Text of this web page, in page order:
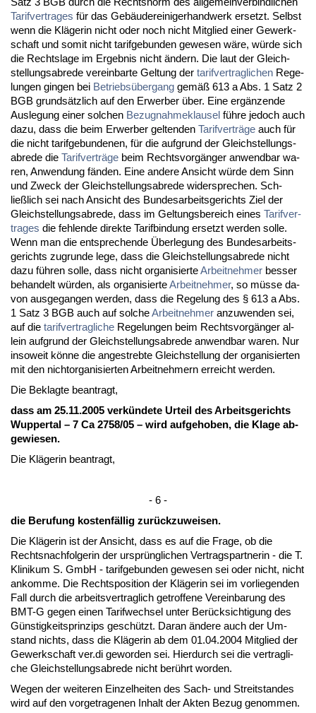
Ta­rif­ver­tra­ges für das Gebäuderei­ni­ger­hand­werk er­setzt. Selbst
wenn die Kläge­rin nicht oder noch nicht Mit­glied ei­ner Ge­werk­
schaft und so­mit nicht ta­rif­ge­bun­den ge­we­sen wäre, würde sich
die Rechts­la­ge im Er­geb­nis nicht ändern. Die laut der Gleich­
stel­lungs­ab­re­de ver­ein­bar­te Gel­tung der ta­rif­ver­trag­li­chen Re­ge­
lun­gen gin­gen bei Be­triebsüber­gang gemäß 613 a Abs. 1 Satz 2
BGB grundsätz­lich auf den Er­wer­ber über. Ei­ne ergänzen­de
Aus­le­gung ei­ner sol­chen Be­zug­nah­me­klau­sel führe je­doch auch
da­zu, dass die beim Er­wer­ber gel­ten­den Ta­rif­verträge auch für
die nicht ta­rif­ge­bun­de­nen, für die auf­grund der Gleich­stel­lungs­
ab­re­de die Ta­rif­verträge beim Rechts­vorgänger an­wend­bar wa­
ren, An­wen­dung fänden. Ei­ne an­de­re An­sicht würde dem Sinn
und Zweck der Gleich­stel­lungs­ab­re­de wi­der­spre­chen. Sch­
ließlich sei nach An­sicht des Bun­des­ar­beits­ge­richts Ziel der
Gleich­stel­lungs­ab­re­de, dass im Gel­tungs­be­reich ei­nes Ta­rif­ver­
tra­ges die feh­len­de di­rek­te Ta­rif­bin­dung er­setzt wer­den sol­le.
Wenn man die ent­spre­chen­de Über­le­gung des Bun­des­ar­beits­
ge­richts zu­grun­de le­ge, dass die Gleich­stel­lungs­ab­re­de nicht
da­zu führen sol­le, dass nicht or­ga­ni­sier­teAr­beit­neh­mer bes­ser
be­han­delt würden, als or­ga­ni­sier­teAr­beit­neh­mer, so müsse da­
von aus­ge­gan­gen wer­den, dass die Re­ge­lung des § 613 a Abs.
1 Satz 3 BGB auch auf sol­cheAr­beit­neh­mer an­zu­wen­den sei,
auf die ta­rif­ver­trag­li­che Re­ge­lun­gen beim Rechts­vorgänger al­
lein auf­grund der Gleich­stel­lungs­ab­re­de an­wend­bar wa­ren. Nur
in­so­weit könne die an­ge­streb­te Gleich­stel­lung der or­ga­ni­sier­ten
mit den nicht­or­ga­ni­sier­ten Ar­beit­neh­mern er­reicht wer­den.
Die Be­klag­te be­an­tragt,
dass am 25.11.2005 verkünde­te Ur­teil des Ar­beits­ge­richts
Wup­per­tal – 7 Ca 2758/05 – wird auf­ge­ho­ben, die Kla­ge ab­
ge­wie­sen.
Die Kläge­rin be­an­tragt,
- 6 -
die Be­ru­fung kos­tenfällig zurück­zu­wei­sen.
Die Kläge­rin ist der An­sicht, dass es auf die Fra­ge, ob die
Rechts­nach­fol­ge­rin der ursprüng­li­chen Ver­trags­part­ne­rin - die T.
Kli­ni­kum S. GmbH - ta­rif­ge­bun­den ge­we­sen sei oder nicht, nicht
an­kom­me. Die Rechts­po­si­ti­on der Kläge­rin sei im vor­lie­gen­den
Fall durch die ar­beits­ver­trag­lich ge­trof­fe­ne Ver­ein­ba­rung des
BMT-G ge­gen ei­nen Ta­rif­wech­sel un­ter Berück­sich­ti­gung des
Güns­tig­keits­prin­zips geschützt. Dar­an ände­re auch der Um­
stand nichts, dass die Kläge­rin ab dem 01.04.2004 Mit­glied der
Ge­werk­schaft ver.di ge­wor­den sei. Hier­durch sei die ver­trag­li­
che Gleich­stel­lungs­ab­re­de nicht berührt wor­den.
We­gen der wei­te­ren Ein­zel­hei­ten des Sach- und Streit­stan­des
wird auf den vor­ge­tra­ge­nen In­halt der Ak­ten Be­zug ge­nom­men.